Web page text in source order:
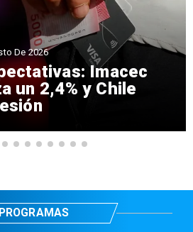
Imacec
un 2,4% y Chile
De 2026
PROGRAMAS